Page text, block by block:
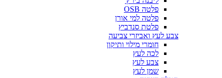
פלטה OSB
פלטה למי אורן
פלטת סנדביץ
צבע לעץ ואביזרי צביעה
חומרי מילוי ותיקון
לכה לעץ
צבע לעץ
שמן לעץ